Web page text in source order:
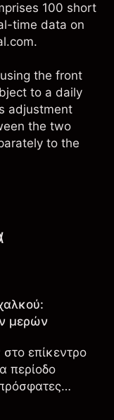
100 short
time data on
the front
to a daily
adjustment
the two
to the
μερών
επίκεντρο
περίοδο
κοντά σε